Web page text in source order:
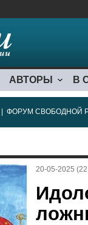
АВТОРЫ В
ФОРУМ СВОБОДНОЙ
20-05-2025